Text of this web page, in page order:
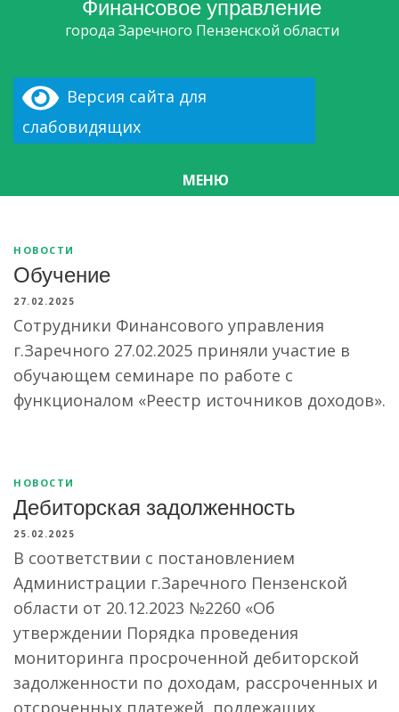
города Заречного Пензенской области
Версия сайта для
слабовидящих
МЕНЮ
НОВОСТИ
Обучение
27.02.2025
Сотрудники Финансового управления
г.Заречного 27.02.2025 приняли участие в
обучающем семинаре по работе с
функционалом «Реестр источников доходов».
НОВОСТИ
Дебиторская задолженность
25.02.2025
В соответствии с постановлением
Администрации г.Заречного Пензенской
области от 20.12.2023 №2260 «Об
утверждении Порядка проведения
мониторинга просроченной дебиторской
задолженности по доходам, рассроченных и
отсроченных платежей, подлежащих